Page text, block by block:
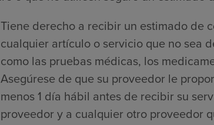
Tiene derecho a recibir un estimado de
cualquier artículo o servicio que no sea
como las pruebas médicas, los
Asegúrese de que su proveedor le
menos 1 día hábil antes de recibir su
proveedor y a cualquier otro proveedor